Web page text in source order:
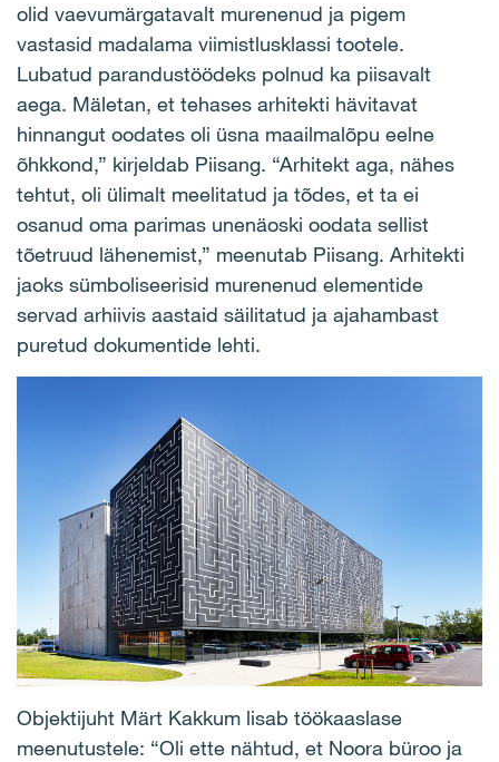
olid vaevumärgatavalt murenenud ja pigem
vastasid madalama viimistlusklassi tootele.
Lubatud parandustöödeks polnud ka piisavalt
aega. Mäletan, et tehases arhitekti hävitavat
hinnangut oodates oli üsna maailmalõpu eelne
õhkkond,” kirjeldab Piisang. “Arhitekt aga, nähes
tehtut, oli ülimalt meelitatud ja tõdes, et ta ei
osanud oma parimas unenäoski oodata sellist
tõetruud lähenemist,” meenutab Piisang. Arhitekti
jaoks sümboliseerisid murenenud elementide
servad arhiivis aastaid säilitatud ja ajahambast
puretud dokumentide lehti.
Objektijuht Märt Kakkum lisab töökaaslase
meenutustele: “Oli ette nähtud, et Noora büroo ja